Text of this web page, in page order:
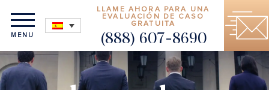
MENU
LLAME AHORA PARA UNA
EVALUACIÓN DE CASO
GRATUITA
(888) 607-8690